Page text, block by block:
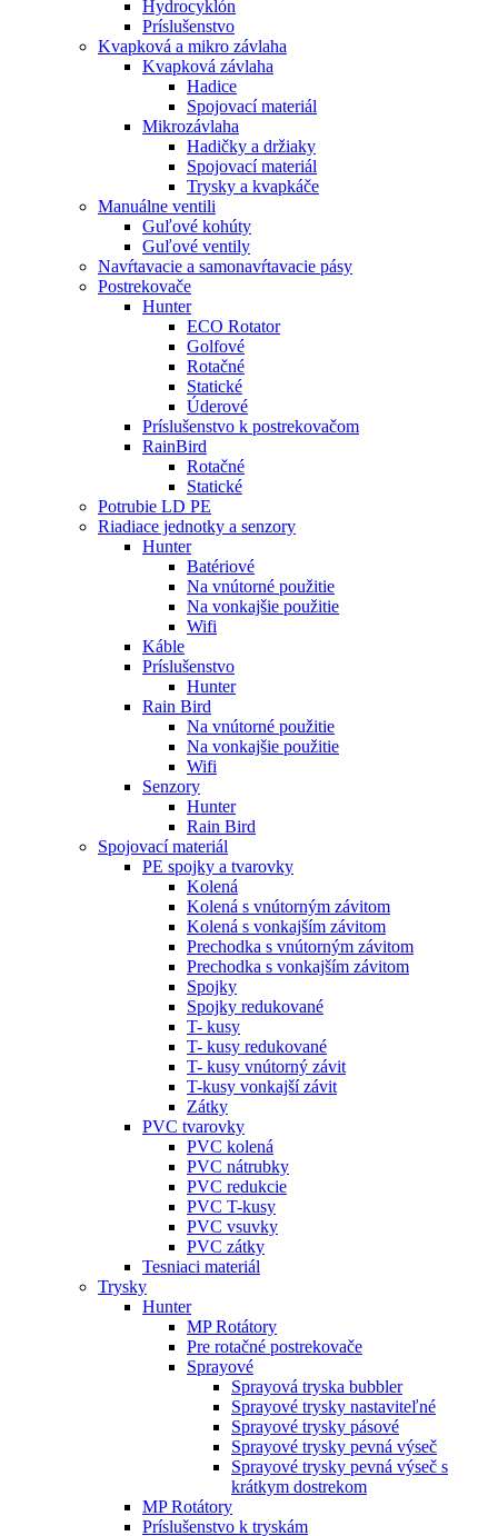
Hydrocyklón
Príslušenstvo
Kvapková a mikro závlaha​
Kvapková závlaha
Hadice
Spojovací materiál
Mikrozávlaha
Hadičky a držiaky
Spojovací materiál
Trysky a kvapkáče
Manuálne ventili
Guľové kohúty
Guľové ventily
Navŕtavacie a samonavŕtavacie pásy
Postrekovače
Hunter
ECO Rotator
Golfové
Rotačné
Statické
Úderové
Príslušenstvo k postrekovačom
RainBird
Rotačné
Statické
Potrubie LD PE
Riadiace jednotky a senzory
Hunter
Batériové
Na vnútorné použitie
Na vonkajšie použitie
Wifi
Káble
Príslušenstvo
Hunter
Rain Bird
Na vnútorné použitie
Na vonkajšie použitie
Wifi
Senzory
Hunter
Rain Bird
Spojovací materiál
PE spojky a tvarovky
Kolená
Kolená s vnútorným závitom
Kolená s vonkajším závitom
Prechodka s vnútorným závitom
Prechodka s vonkajším závitom
Spojky
Spojky redukované
T- kusy
T- kusy redukované
T- kusy vnútorný závit
T-kusy vonkajší závit
Zátky
PVC tvarovky
PVC kolená
PVC nátrubky
PVC redukcie
PVC T-kusy
PVC vsuvky
PVC zátky
Tesniaci materiál
Trysky
Hunter
MP Rotátory
Pre rotačné postrekovače
Sprayové
Sprayová tryska bubbler
Sprayové trysky nastaviteľné
Sprayové trysky pásové
Sprayové trysky pevná výseč
Sprayové trysky pevná výseč s
krátkym dostrekom
MP Rotátory
Príslušenstvo k tryskám